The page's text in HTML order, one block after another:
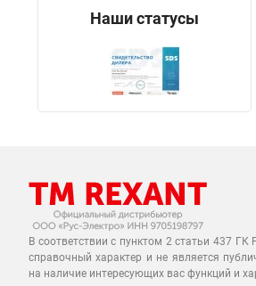
Наши статусы
В соответствии с пунктом 2 статьи 437
справочный характер и не является
на наличие интересующих вас функций и